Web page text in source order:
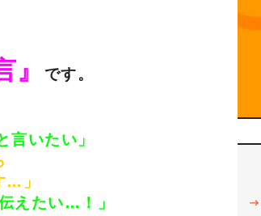
です。
いたい」
…」
えたい…！」